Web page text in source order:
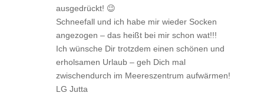
ausgedrückt! 😉
Schneefall und ich habe mir wieder Socken
angezogen – das heißt bei mir schon wat!!!
Ich wünsche Dir trotzdem einen schönen und
erholsamen Urlaub – geh Dich mal
zwischendurch im Meereszentrum aufwärmen!
LG Jutta